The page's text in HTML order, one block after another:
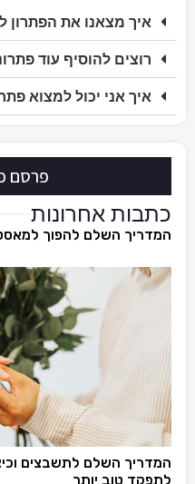
איך מצאנו את
רוצים להוסיף עוד
איך אני יכול למצוא
פרסם
כתבות אחרונות
המדריך השלם להפוך
המדריך השלם לתשבצים
לתפקד טוב יותר